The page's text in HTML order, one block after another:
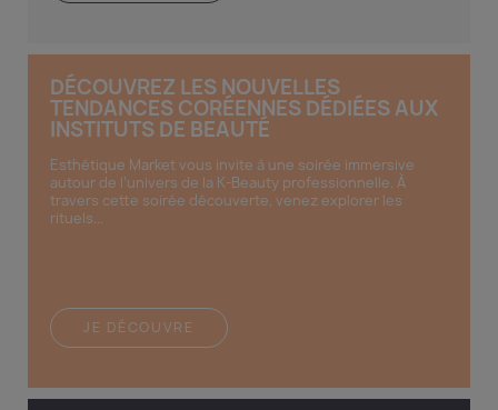
DÉCOUVREZ LES NOUVELLES
TENDANCES CORÉENNES DÉDIÉES AUX
INSTITUTS DE BEAUTÉ
Esthétique Market vous invite à une soirée immersive
autour de l’univers de la K-Beauty professionnelle. À
travers cette soirée découverte, venez explorer les
rituels...
JE DÉCOUVRE